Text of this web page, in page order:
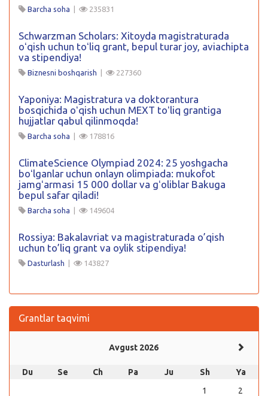
Barcha soha | 235831
Schwarzman Scholars: Xitoyda magistraturada
oʻqish uchun toʻliq grant, bepul turar joy, aviachipta
va stipendiya!
Biznesni boshqarish | 227360
Yaponiya: Magistratura va doktorantura
bosqichida oʻqish uchun MEXT toʻliq grantiga
hujjatlar qabul qilinmoqda!
Barcha soha | 178816
ClimateScience Olympiad 2024: 25 yoshgacha
boʻlganlar uchun onlayn olimpiada: mukofot
jamgʻarmasi 15 000 dollar va gʻoliblar Bakuga
bepul safar qiladi!
Barcha soha | 149604
Rossiya: Bakalavriat va magistraturada o’qish
uchun to’liq grant va oylik stipendiya!
Dasturlash | 143827
Grantlar taqvimi
Avgust 2026
Du Se Ch Pa Ju Sh
Ya
1
2